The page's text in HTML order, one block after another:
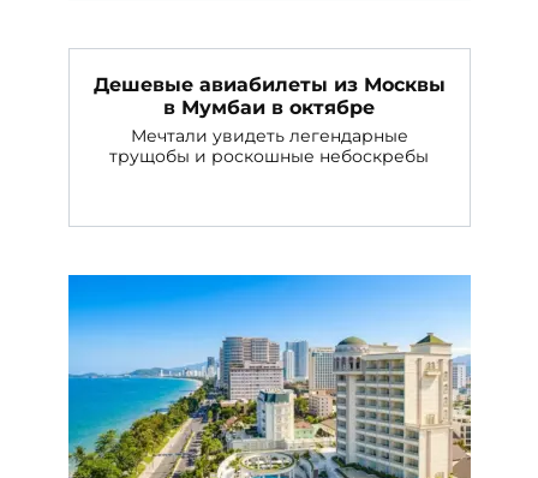
Дешевые авиабилеты из Москвы
в Мумбаи в октябре
Мечтали увидеть легендарные
трущобы и роскошные небоскребы